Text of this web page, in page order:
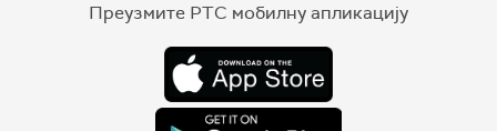
Преузмите РТС мобилну апликацију